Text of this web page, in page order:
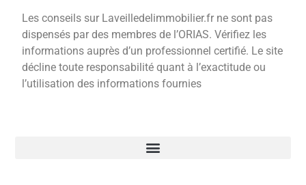
Les conseils sur Laveilledelimmobilier.fr ne sont pas
dispensés par des membres de l’ORIAS. Vérifiez les
informations auprès d’un professionnel certifié. Le site
décline toute responsabilité quant à l’exactitude ou
l’utilisation des informations fournies